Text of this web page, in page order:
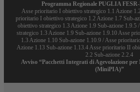
Programma Regionale PUGLIA FESR-
Asse prioritario I obiettivo strategico 1.1 Azione
prioritario I obiettivo strategico 1.2 Azione 1.7 Sub-
obiettivo strategico 1.3 Azione 1.9 Sub-azione
strategico 1.3 Azione 1.9 Sub-azione 1.9.10 Asse
1.3 Azione 1.10 Sub-azione 1.10.9 / Asse
Azione 1.13 Sub-azione 1.13.4 Asse prioritario II
2.2 Sub-azione 2.2.4
Avviso “Pacchetti Integrati di Agevolazione per
(MiniPIA)”